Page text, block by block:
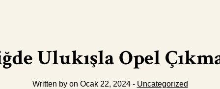
Ulukışla Opel
Written by on Ocak 22, 2024 - Uncategorized